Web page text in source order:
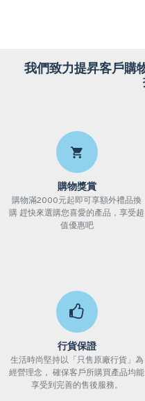
我們致力提昇客戶購
購物獎賞
購物滿2000元起即可享額外禮品換
購 趕快來選購您喜愛的產品，享受超
值優惠吧
行貨保證
生活時尚堅持以「只售原廠行貨」為
經營理念， 確保客戶所購買產品均能
享受到完善的售後服務。